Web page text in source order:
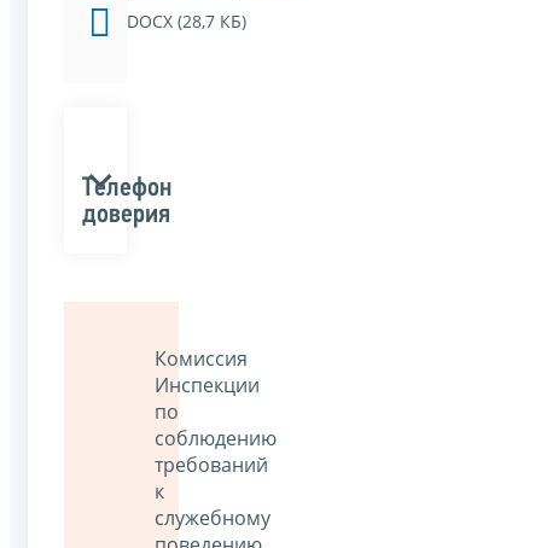
DOCX (28,7 КБ)
Телефон
доверия
Комиссия
Инспекции
по
соблюдению
требований
к
служебному